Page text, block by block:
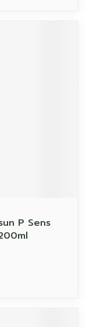
P Sens